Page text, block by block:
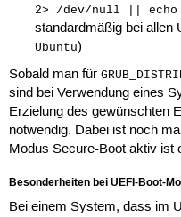
2> /dev/null || echo
standardmäßig bei allen
Ubuntu)
Sobald man für
sind bei Verwendung eines
Erzielung des gewünschten
notwendig. Dabei ist noch
Modus Secure-Boot aktiv ist
Besonderheiten bei UEFI-Boot-
Bei einem System, dass im